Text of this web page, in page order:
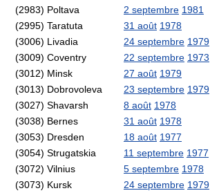
(2983) Poltava
2 septembre 1981
(2995) Taratuta
31 août 1978
(3006) Livadia
24 septembre 1979
(3009) Coventry
22 septembre 1973
(3012) Minsk
27 août 1979
(3013) Dobrovoleva
23 septembre 1979
(3027) Shavarsh
8 août 1978
(3038) Bernes
31 août 1978
(3053) Dresden
18 août 1977
(3054) Strugatskia
11 septembre 1977
(3072) Vilnius
5 septembre 1978
(3073) Kursk
24 septembre 1979